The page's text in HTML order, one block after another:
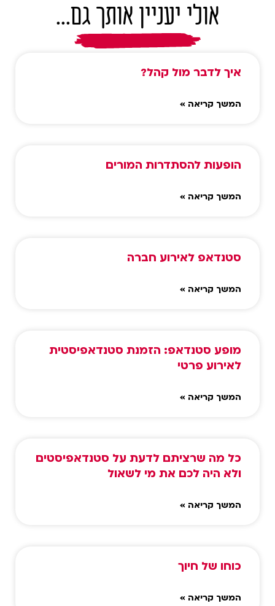
אולי יעניין אותך גם...
איך לדבר מול קהל?
המשך קריאה »
הופעות להסתדרות המורים
המשך קריאה »
סטנדאפ לאירוע חברה
המשך קריאה »
מופע סטנדאפ: הזמנת סטנדאפיסטית
לאירוע פרטי
המשך קריאה »
כל מה שרציתם לדעת על סטנדאפיסטים
ולא היה לכם את מי לשאול
המשך קריאה »
כוחו של חיוך
המשך קריאה »